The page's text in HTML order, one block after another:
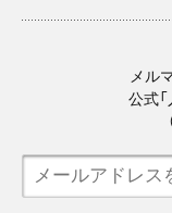
メル
公式